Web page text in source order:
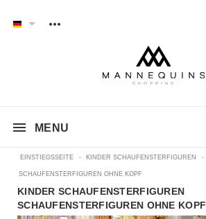
MENU
EINSTIEGSSEITE - KINDER SCHAUFENSTERFIGUREN -
SCHAUFENSTERFIGUREN OHNE KOPF
KINDER SCHAUFENSTERFIGUREN
SCHAUFENSTERFIGUREN OHNE KOPF